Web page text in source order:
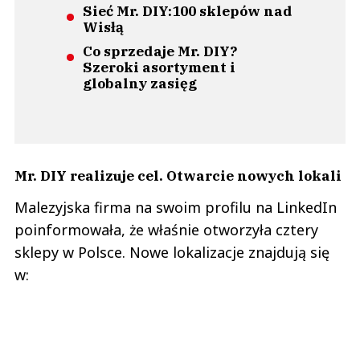
Sieć Mr. DIY:100 sklepów nad
Wisłą
Co sprzedaje Mr. DIY?
Szeroki asortyment i
globalny zasięg
Mr. DIY realizuje cel. Otwarcie nowych lokali
Malezyjska firma na swoim profilu na LinkedIn
poinformowała, że właśnie otworzyła cztery
sklepy w Polsce. Nowe lokalizacje znajdują się
w: